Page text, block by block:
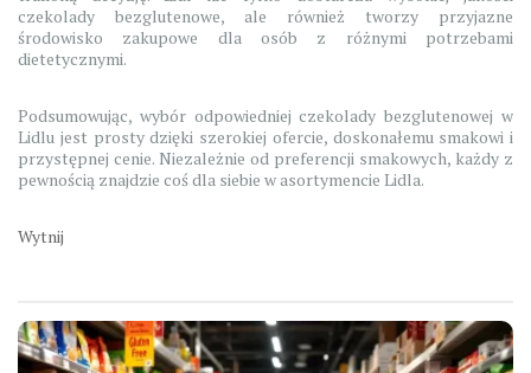
czekolady bezglutenowe, ale również tworzy przyjazne
środowisko zakupowe dla osób z różnymi potrzebami
dietetycznymi.
Podsumowując, wybór odpowiedniej czekolady bezglutenowej w
Lidlu jest prosty dzięki szerokiej ofercie, doskonałemu smakowi i
przystępnej cenie. Niezależnie od preferencji smakowych, każdy z
pewnością znajdzie coś dla siebie w asortymencie Lidla.
Wytnij